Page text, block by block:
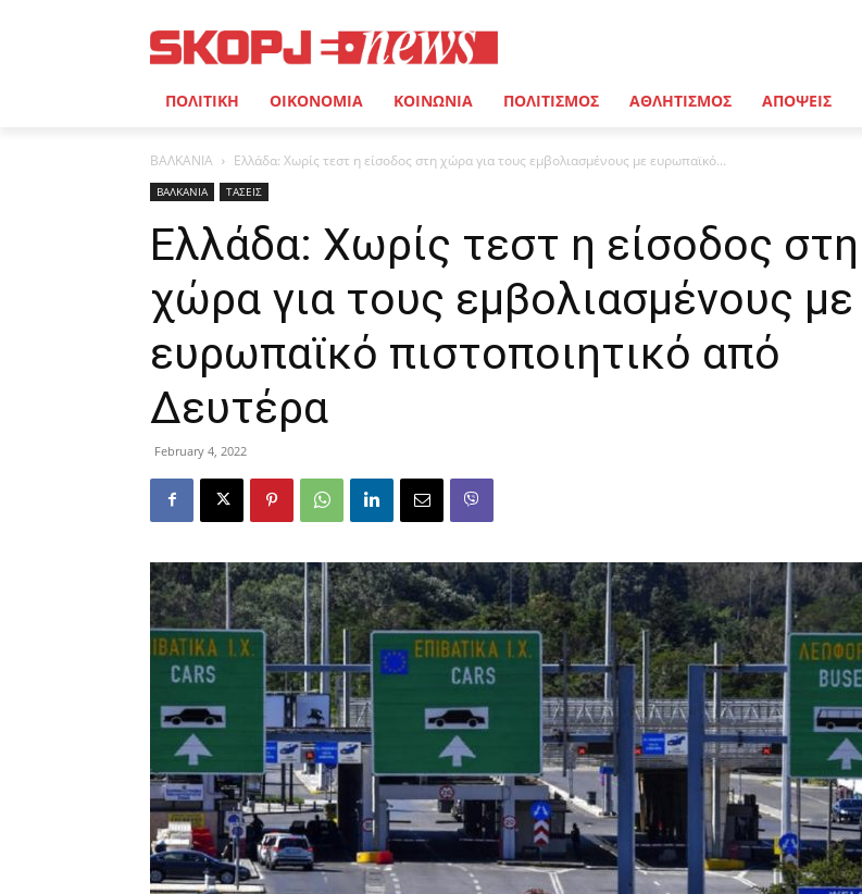
ΠΟΛΙΤΙΚΗ ΟΙΚΟΝΟΜΙΑ ΚΟΙΝΩΝΙΑ ΠΟΛΙΤΙΣΜΟΣ ΑΘΛΗΤΙΣΜΟΣ ΑΠΟΨΕΙΣ
ΒΑΛΚΑΝΙΑ Ελλάδα: Χωρίς τεστ η είσοδος στη χώρα για τους εμβολιασμένους με ευρωπαϊκό...
ΒΑΛΚΑΝΙΑ ΤΑΣΕΙΣ
Ελλάδα: Χωρίς τεστ η είσοδος στη
χώρα για τους εμβολιασμένους με
ευρωπαϊκό πιστοποιητικό από
Δευτέρα
February 4, 2022